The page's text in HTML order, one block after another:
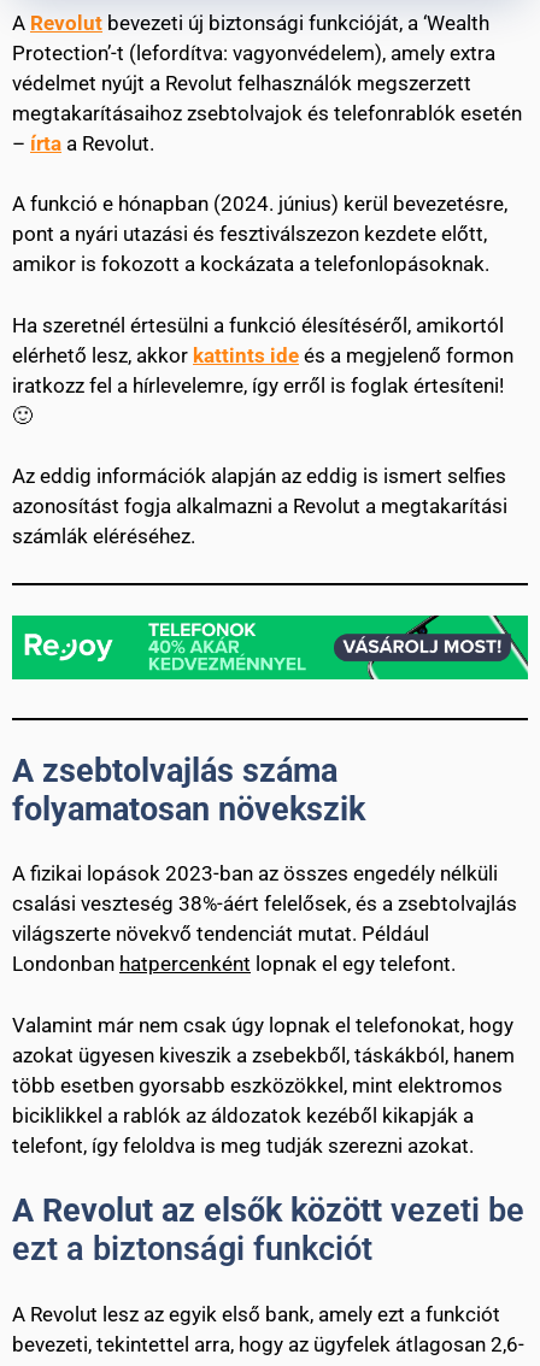
A Revolut bevezeti új biztonsági funkcióját, a ‘Wealth
Protection’-t (lefordítva: vagyonvédelem), amely extra
védelmet nyújt a Revolut felhasználók megszerzett
megtakarításaihoz zsebtolvajok és telefonrablók esetén
– írta a Revolut.
A funkció e hónapban (2024. június) kerül bevezetésre,
pont a nyári utazási és fesztiválszezon kezdete előtt,
amikor is fokozott a kockázata a telefonlopásoknak.
Ha szeretnél értesülni a funkció élesítéséről, amikortól
elérhető lesz, akkor kattints ide és a megjelenő formon
iratkozz fel a hírlevelemre, így erről is foglak értesíteni!
🙂
Az eddig információk alapján az eddig is ismert selfies
azonosítást fogja alkalmazni a Revolut a megtakarítási
számlák eléréséhez.
A zsebtolvajlás száma
folyamatosan növekszik
A fizikai lopások 2023-ban az összes engedély nélküli
csalási veszteség 38%-áért felelősek, és a zsebtolvajlás
világszerte növekvő tendenciát mutat. Például
Londonban hatpercenként lopnak el egy telefont.
Valamint már nem csak úgy lopnak el telefonokat, hogy
azokat ügyesen kiveszik a zsebekből, táskákból, hanem
több esetben gyorsabb eszközökkel, mint elektromos
biciklikkel a rablók az áldozatok kezéből kikapják a
telefont, így feloldva is meg tudják szerezni azokat.
A Revolut az elsők között vezeti be
ezt a biztonsági funkciót
A Revolut lesz az egyik első bank, amely ezt a funkciót
bevezeti, tekintettel arra, hogy az ügyfelek átlagosan 2,6-